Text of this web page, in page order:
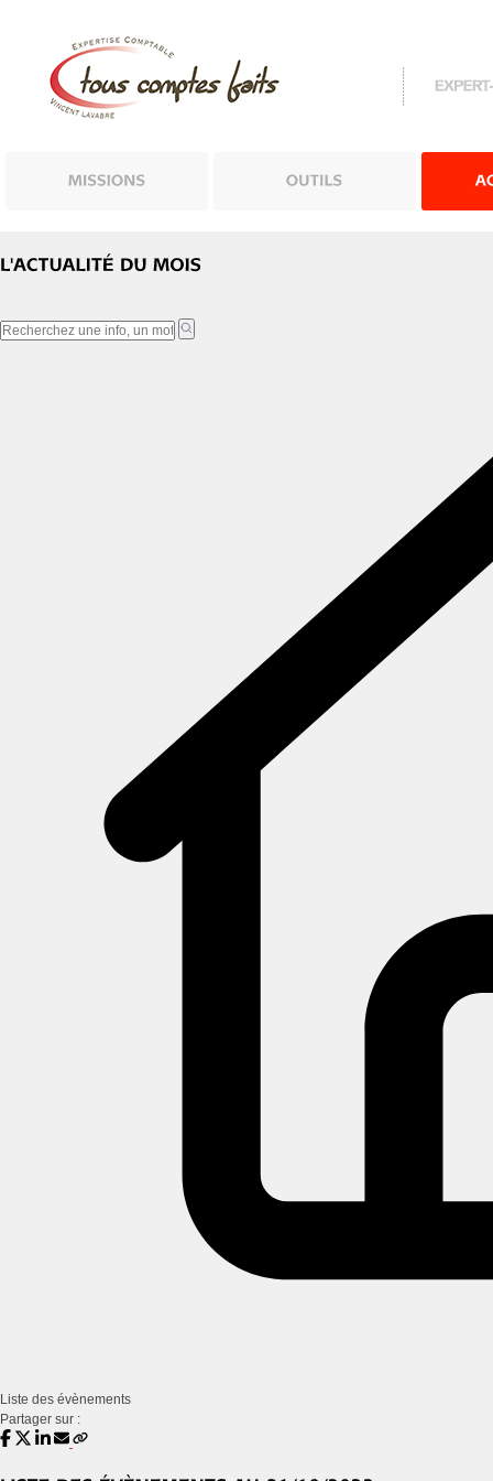
Liste des évènements
Partager sur :